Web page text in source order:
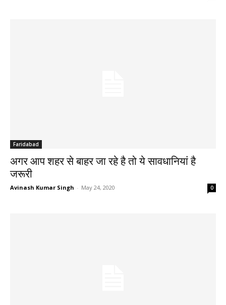
Faridabad
अगर आप शहर से बाहर जा रहे है तो ये सावधानियां है
जरूरी
Avinash Kumar Singh - May 24, 2020 0